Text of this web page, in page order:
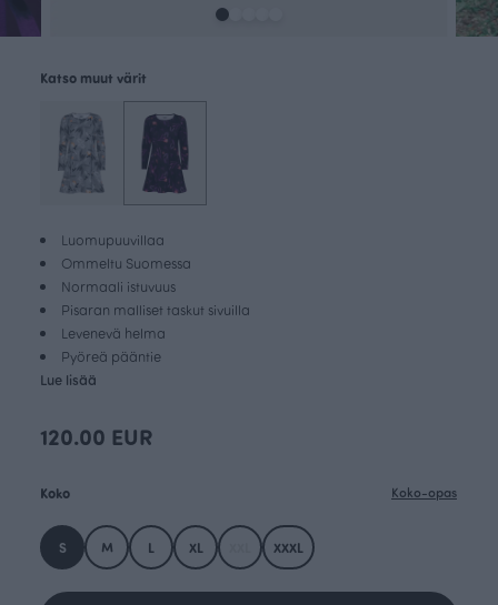
Luomupuuvillaa
Ommeltu Suomessa
Normaali istuvuus
Pisaran malliset taskut sivuilla
Levenevä helma
Pyöreä pääntie
Lue lisää
Katso muut värit
120.00 EUR
Koko Koko-opas
S M L XL XXXL